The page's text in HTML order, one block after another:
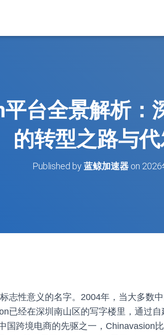
台全景解析：
的转型之路与
Published by蓝鲸加速器 on 2026
志性意义的名字。2004年，当大多数
已经在深圳南山区的写字楼里，通过自
国跨境电商的先驱之一，Chinavasion